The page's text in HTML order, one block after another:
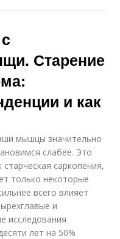
Старение
и как
мышцы значительно
слабее. Это
саркопения,
только некоторые
всего влияет
и
исследования
лет на 50%